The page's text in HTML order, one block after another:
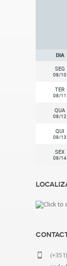
DIA
SEG
08/10
TER
08/11
QUA
08/12
QUI
08/13
SEX
08/14